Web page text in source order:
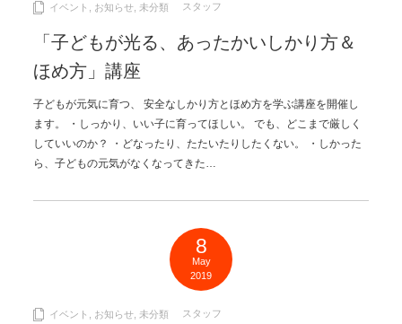
イベント , お知らせ, 未分類 スタッフ
「子どもが光る、あったかいしかり方＆
ほめ方」講座
子どもが元気に育つ、 安全なしかり方とほめ方を学ぶ講座を開催し
ます。 ・しっかり、いい子に育ってほしい。 でも、どこまで厳しく
していいのか？ ・どなったり、たたいたりしたくない。 ・しかった
ら、子どもの元気がなくなってきた…
8
May
2019
イベント , お知らせ, 未分類 スタッフ